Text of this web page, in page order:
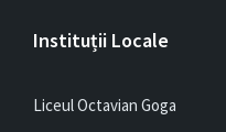
Instituții Locale
Liceul Octavian Goga